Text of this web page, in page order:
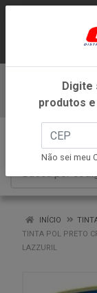
INÍCIO
TINTA POL PRETO
LAZZURIL
Digite
produtos
Não sei meu